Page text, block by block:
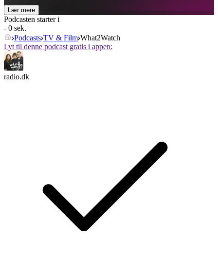
Lær mere
Podcasten starter i
- 0 sek.
Podcasts TV & Film What2Watch
Lyt til denne podcast gratis i appen:
radio.dk